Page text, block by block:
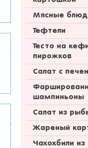
Мясные
Тефтели
Тесто на
пирожков
Салат с
шампиньоны
Салат из
Жареный
Чахохбили